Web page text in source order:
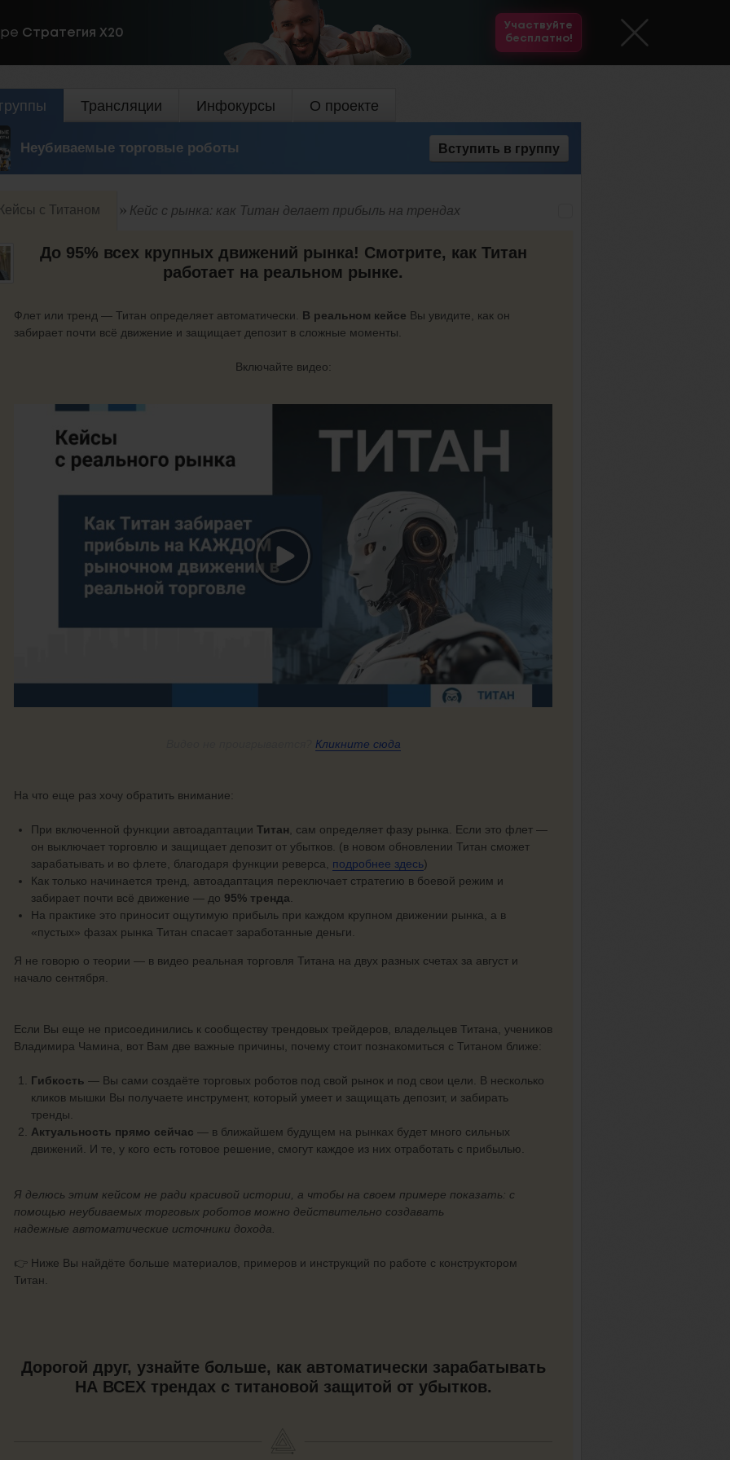
Стратегия Х20
Участвуйте
бесплатно!
Трансляции Инфокурсы О проекте
Неубиваемые торговые роботы Вступить в группу
с Титаном Кейс с рынка: как Титан делает прибыль на трендах
До 95% всех крупных движений рынка! Смотрите, как Титан
работает на реальном рынке.
Флет или тренд — Титан определяет автоматически. В реальном кейсе Вы увидите, как он
забирает почти всё движение и защищает депозит в сложные моменты.
Включайте видео:
Кликните сюда
На что еще раз хочу обратить внимание:
При включенной функции автоадаптации Титан , сам определяет фазу рынка. Если это флет —
он выключает торговлю и защищает депозит от убытков. (в новом обновлении Титан сможет
зарабатывать и во флете, благодаря функции реверса, подробнее здесь)
Как только начинается тренд, автоадаптация переключает стратегию в боевой режим и
забирает почти всё движение — до 95% тренда
На практике это приносит ощутимую прибыль при каждом крупном движении рынка, а в
«пустых» фазах рынка Титан спасает заработанные деньги.
Я не говорю о теории — в видео реальная торговля Титана на двух разных счетах за август и
начало сентября.
Если Вы еще не присоединились к сообществу трендовых трейдеров, владельцев Титана, учеников
Владимира Чамина, вот Вам две важные причины, почему стоит познакомиться с Титаном ближе:
Гибкость — Вы сами создаёте торговых роботов под свой рынок и под свои цели. В несколько
кликов мышки Вы получаете инструмент, который умеет и защищать депозит, и забирать
тренды.
Актуальность прямо сейчас — в ближайшем будущем на рынках будет много сильных
движений. И те, у кого есть готовое решение, смогут каждое из них отработать с прибылью.
Я делюсь этим кейсом не ради красивой истории, а чтобы на своем примере показать: с
помощью неубиваемых торговых роботов можно действительно создавать
надежные автоматические источники дохода.
👉 Ниже Вы найдёте больше материалов, примеров и инструкций по работе с конструктором
Титан.
Дорогой друг, узнайте больше, как автоматически зарабатывать
НА ВСЕХ трендах с титановой защитой от убытков.